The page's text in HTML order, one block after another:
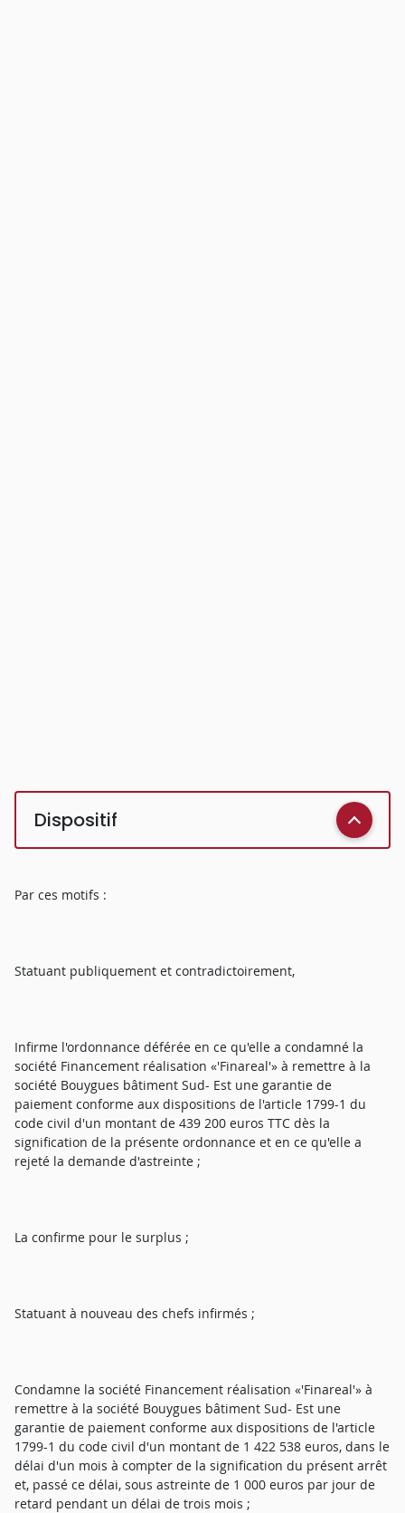
Dispositif
Par ces motifs :
Statuant publiquement et contradictoirement,
Infirme l'ordonnance déférée en ce qu'elle a condamné la
société Financement réalisation «'Finareal'» à remettre à la
société Bouygues bâtiment Sud- Est une garantie de
paiement conforme aux dispositions de l'article 1799-1 du
code civil d'un montant de 439 200 euros TTC dès la
signification de la présente ordonnance et en ce qu'elle a
rejeté la demande d'astreinte ;
La confirme pour le surplus ;
Statuant à nouveau des chefs infirmés ;
Condamne la société Financement réalisation «'Finareal'» à
remettre à la société Bouygues bâtiment Sud- Est une
garantie de paiement conforme aux dispositions de l'article
1799-1 du code civil d'un montant de 1 422 538 euros, dans le
délai d'un mois à compter de la signification du présent arrêt
et, passé ce délai, sous astreinte de 1 000 euros par jour de
retard pendant un délai de trois mois ;